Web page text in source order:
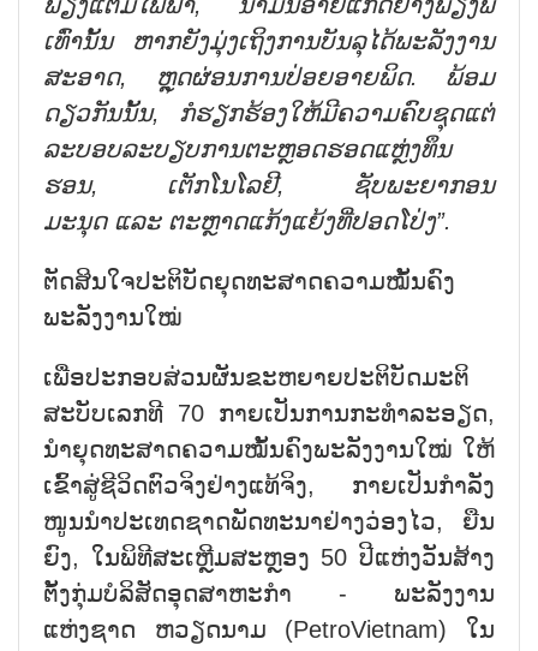
ເທົ່ານັ້ນ ຫາກຍັງມຸ່ງເຖິງການບັນລຸໄດ້ພະລັງງານ
ສະອາດ, ຫຼຸດຜ່ອນການປ່ອຍອາຍພິດ.
ພ້ອມ
ດຽວກັນນັ້ນ, ກໍຮຽກຮ້ອງໃຫ້ມີຄວາມຄົບຊຸດແຕ່
ລະບອບລະບຽບການຕະຫຼອດຮອດແຫຼ່ງທຶນ
ຮອນ, ເຕັກໂນໂລຢີ, ຊັບພະຍາກອນ
ມະນຸດ ແລະ ຕະຫຼາດແກ້ງແຍ້ງທີ່ປອດໂປ່ງ”.
ຕັດສິນໃຈປະຕິບັດຍຸດທະສາດຄວາມໝັ້ນຄົງ
ພະລັງງານໃໝ່
ເພື່ອປະກອບສ່ວນຜັນຂະຫຍາຍປະຕິບັດມະຕິ
ສະບັບເລກທີ 70 ກາຍເປັນການກະທຳລະອຽດ,
ນຳຍຸດທະສາດຄວາມໝັ້ນຄົງພະລັງງານໃໝ່ ໃຫ້
ເຂົ້າສູ່ຊີວິດຕົວຈິງຢ່າງແທ້ຈິງ, ກາຍເປັນກຳລັງ
ໜູນນຳປະເທດຊາດພັດທະນາຢ່າງວ່ອງໄວ, ຍືນ
ຍົງ, ໃນພິທີສະເຫຼີມສະຫຼອງ 50 ປີແຫ່ງວັນສ້າງ
ຕັ້ງກຸ່ມບໍລິສັດອຸດສາຫະກຳ - ພະລັງງານ
ແຫ່ງຊາດ ຫວຽດນາມ (PetroVietnam) ໃນ